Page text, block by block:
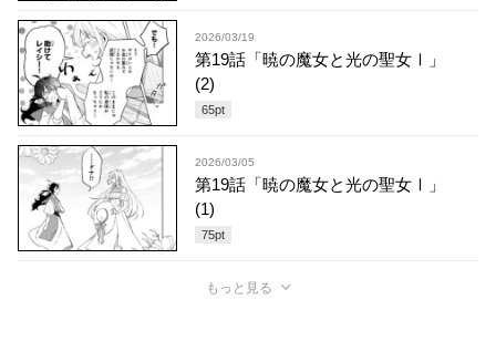
2026/03/19
第19話「暁の魔女と光の聖女Ⅰ」
(2)
65pt
2026/03/05
第19話「暁の魔女と光の聖女Ⅰ」
(1)
75pt
もっと見る